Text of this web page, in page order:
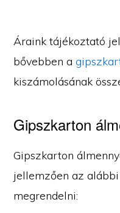
Áraink tájékoztató
bővebben a
kiszámolásának
Gipszkarton
Gipszkarton
jellemzően az
megrendelni: